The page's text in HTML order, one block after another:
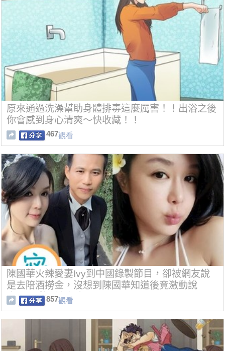
原來通過洗澡幫助身體排毒這麼厲害！！出浴之後
你會感到身心清爽～快收藏！！
467觀看
陳國華火辣愛妻Ivy到中國錄製節目，卻被網友說
是去陪酒撈金，沒想到陳國華知道後竟激動說
出.....震驚所有網友...
857觀看